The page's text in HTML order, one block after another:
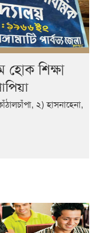
হোক শিক্ষা
২) হাসনাহেনা,